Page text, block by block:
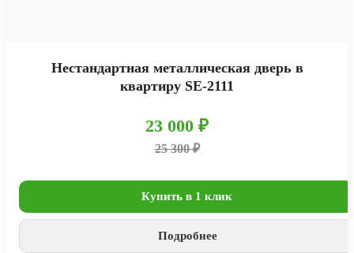
Нестандартная металлическая дверь в
квартиру SE-2111
23 000 ₽
25 300 ₽
Купить в 1 клик
Подробнее